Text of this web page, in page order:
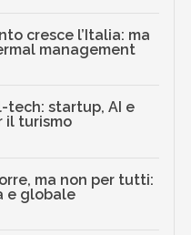
cresce l’Italia: ma
management
tech: startup, AI e
il turismo
ma non per tutti:
e globale